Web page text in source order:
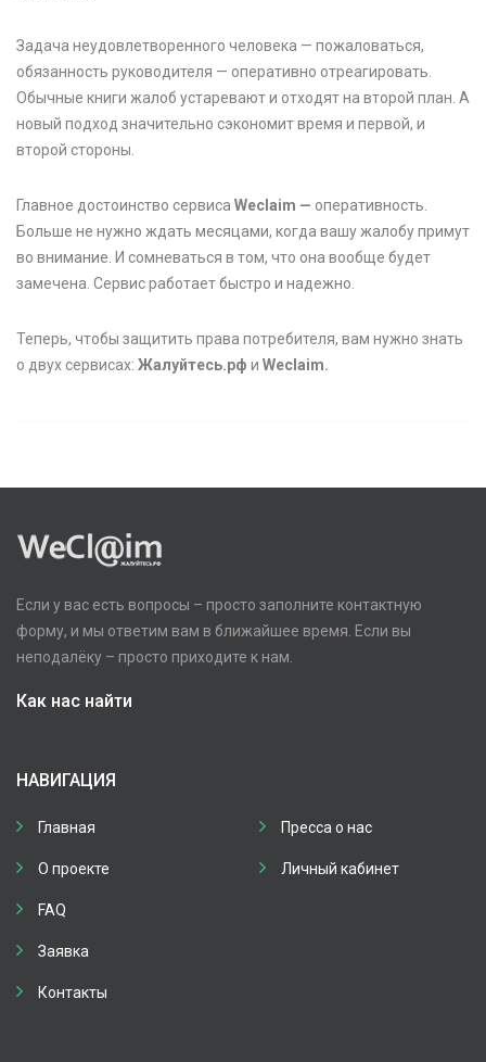
Задача неудовлетворенного человека — пожаловаться,
обязанность руководителя — оперативно отреагировать.
Обычные книги жалоб устаревают и отходят на второй план. А
новый подход значительно сэкономит время и первой, и
второй стороны.
Главное достоинство сервиса Weclaim — оперативность.
Больше не нужно ждать месяцами, когда вашу жалобу примут
во внимание. И сомневаться в том, что она вообще будет
замечена. Сервис работает быстро и надежно.
Теперь, чтобы защитить права потребителя, вам нужно знать
о двух сервисах: Жалуйтесь.рф и Weclaim.
Если у вас есть вопросы – просто заполните контактную
форму, и мы ответим вам в ближайшее время. Если вы
неподалёку – просто приходите к нам.
Как нас найти
НАВИГАЦИЯ
Главная
О проекте
FAQ
Заявка
Контакты
Пресса о нас
Личный кабинет